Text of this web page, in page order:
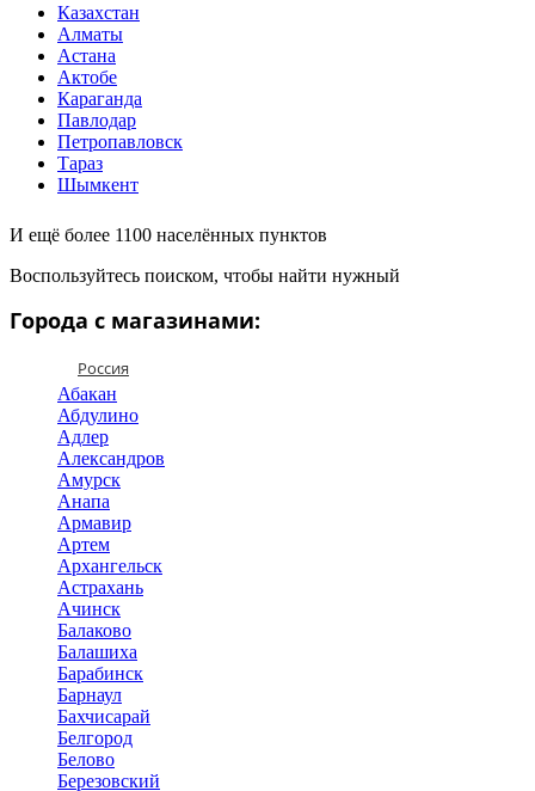
Казахстан
Алматы
Астана
Актобе
Караганда
Павлодар
Петропавловск
Тараз
Шымкент
И ещё более 1100 населённых пунктов
Воспользуйтесь поиском, чтобы найти нужный
Города с магазинами:
Россия
Абакан
Абдулино
Адлер
Александров
Амурск
Анапа
Армавир
Артем
Архангельск
Астрахань
Ачинск
Балаково
Балашиха
Барабинск
Барнаул
Бахчисарай
Белгород
Белово
Березовский